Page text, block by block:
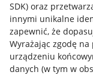
SDK) oraz
innymi unikalne
zapewnić, że
Wyrażając zgodę
urządzeniu
danych (w tym w